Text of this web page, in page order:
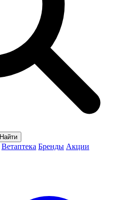
Найти
Ветаптека Бренды Акции